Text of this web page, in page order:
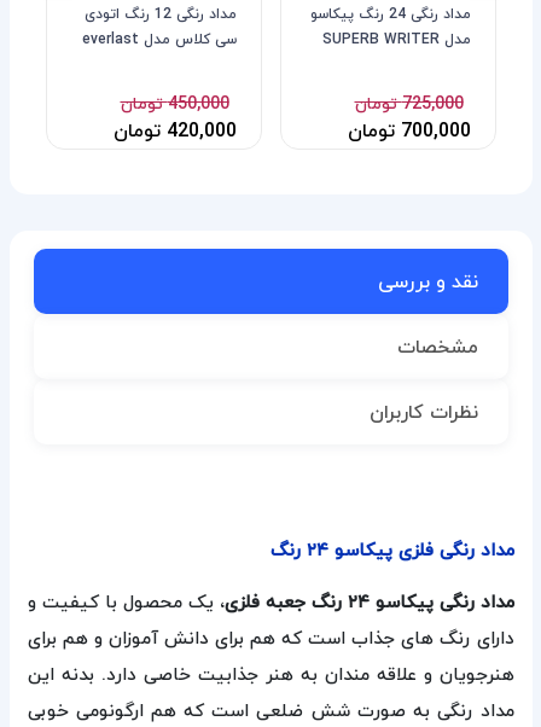
مداد رنگی 24 رنگ پیکاسو
مدل SUPERB WRITER
725,000 تومان
700,000 تومان
مداد رنگی 12 رنگ اتودی
سی کلاس مدل everlast
450,000 تومان
420,000 تومان
نقد و بررسی
مشخصات
نظرات کاربران
مداد رنگی فلزی پیکاسو ۲۴ رنگ
مداد رنگی پیکاسو ۲۴ رنگ جعبه فلزی
، یک محصول با کیفیت و
دارای رنگ های جذاب است که هم برای دانش آموزان و هم برای
هنرجویان و علاقه مندان به هنر جذابیت خاصی دارد. بدنه این
مداد رنگی به صورت شش ضلعی است که هم ارگونومی خوبی